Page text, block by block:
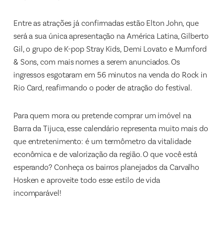
Entre as atrações já confirmadas estão Elton John, que
será a sua única apresentação na América Latina, Gilberto
Gil, o grupo de K-pop Stray Kids, Demi Lovato e Mumford
& Sons, com mais nomes a serem anunciados. Os
ingressos esgotaram em 56 minutos na venda do Rock in
Rio Card, reafirmando o poder de atração do festival.
Para quem mora ou pretende comprar um imóvel na
Barra da Tijuca, esse calendário representa muito mais do
que entretenimento: é um termômetro da vitalidade
econômica e de valorização da região. O que você está
esperando? Conheça os bairros planejados da Carvalho
Hosken e aproveite todo esse estilo de vida
incomparável!